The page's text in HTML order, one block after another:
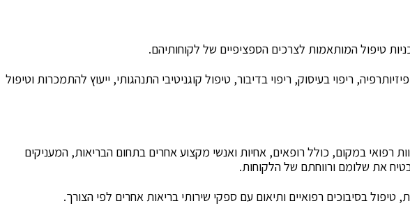
טיפול המותאמות לצרכים הספציפיים של לקוחותיהם.
ריפוי בעיסוק, ריפוי בדיבור, טיפול קוגניטיבי התנהגותי, ייעוץ להתמכרות וטיפול
רפואי במקום, כולל רופאים, אחיות ואנשי מקצוע אחרים בתחום הבריאות, המעניקים
את שלומם ורווחתם של הלקוחות.
טיפול בסיבוכים רפואיים ותיאום עם ספקי שירותי בריאות אחרים לפי הצורך.